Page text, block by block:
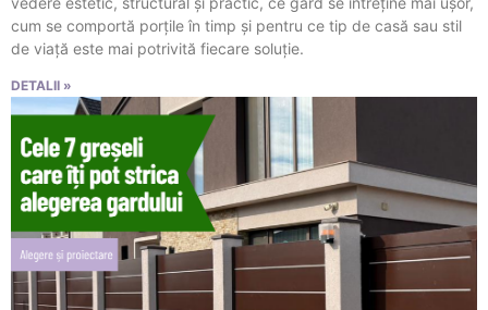
cum se comportă porțile în timp și pentru ce tip de casă sau stil
de viață este mai potrivită fiecare soluție.
DETALII »